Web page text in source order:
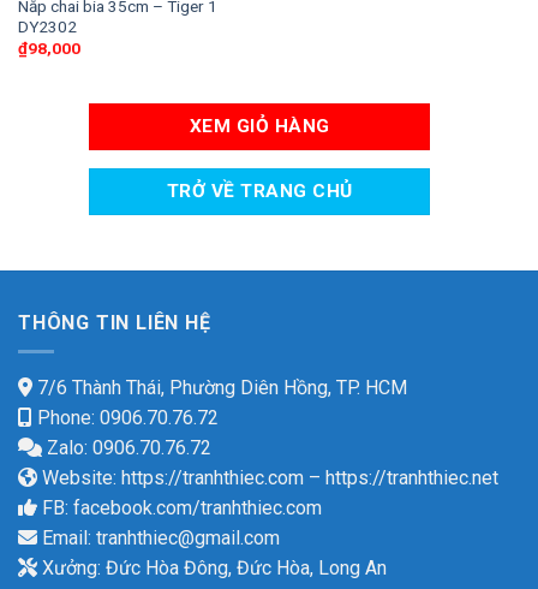
Nắp chai bia 35cm – Tiger 1
DY2302
₫98,000
XEM GIỎ HÀNG
TRỞ VỀ TRANG CHỦ
THÔNG TIN LIÊN HỆ
7/6 Thành Thái, Phường Diên Hồng, TP. HCM
Phone: 0906.70.76.72
Zalo: 0906.70.76.72
Website: https://tranhthiec.com – https://tranhthiec.net
FB: facebook.com/tranhthiec.com
Email: tranhthiec@gmail.com
Xưởng: Đức Hòa Đông, Đức Hòa, Long An